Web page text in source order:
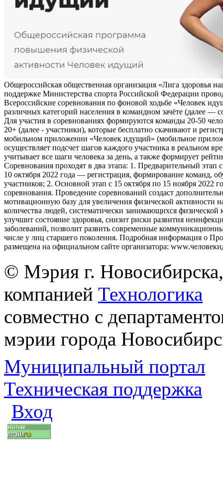
Общероссийская общественная организация «Лига здоровья
поддержке Министерства спорта Российской Федерации
Всероссийские соревнования по фоновой ходьбе «Человек
различных категорий населения в командном зачёте (далее —
Для участия в соревнованиях формируются команды 20-50
20+ (далее - участники), которые бесплатно скачивают и
мобильном приложении «Человек идущий» (мобильное
осуществляет подсчет шагов каждого участника в реальном
учитывает все шаги человека за день, а также формирует
Соревнования проходят в два этапа: 1. Предварительный этап
10 октября 2022 года — регистрация, формирование команд,
участников; 2. Основной этап с 15 октября по 15 ноября 2022
соревнования. Проведение соревнований создаст
мотивационную базу для увеличения физической активности
количества людей, систематически занимающихся физической
улучшит состояние здоровья, снизит риски развития
заболеваний, позволит развить современные
числе у лиц старшего поколения. Подробная информация о
размещена на официальном сайте организатора:
© Мэрия г.
компанией Технологика
совместно с
мэрии города
Муниципальный портал
Техническая поддержка
Вход